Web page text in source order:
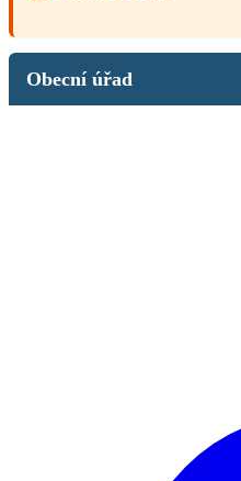
Obecní úřad